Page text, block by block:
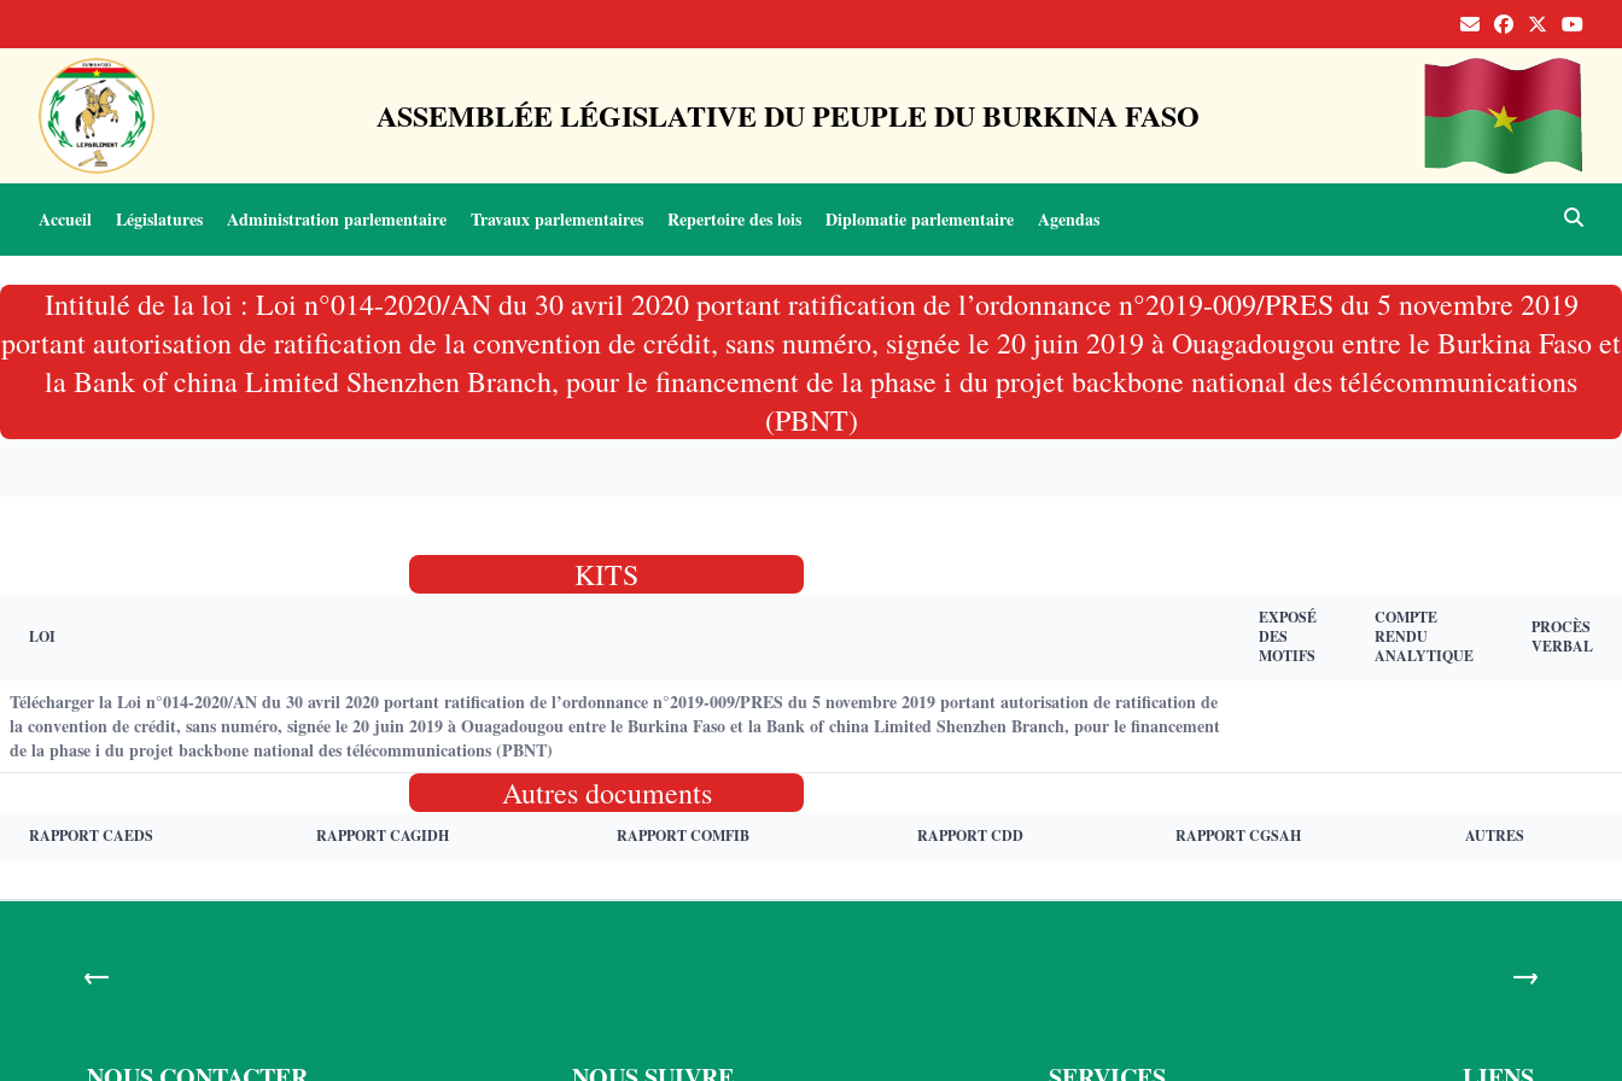
ASSEMBLÉE LÉGISLATIVE DU PEUPLE DU BURKINA FASO
Accueil Législatures Administration parlementaire Travaux parlementaires Repertoire des lois Diplomatie parlementaire Agendas
Intitulé de la loi : Loi n°014-2020/AN du 30 avril 2020 portant ratification de l’ordonnance n°2019-009/PRES du 5 novembre 2019
portant autorisation de ratification de la convention de crédit, sans numéro, signée le 20 juin 2019 à Ouagadougou entre le Burkina Faso et
la Bank of china Limited Shenzhen Branch, pour le financement de la phase i du projet backbone national des télécommunications
(PBNT)
KITS
LOI
EXPOSÉ
DES
MOTIFS
COMPTE
RENDU
ANALYTIQUE
PROCÈS
VERBAL
Télécharger la Loi n°014-2020/AN du 30 avril 2020 portant ratification de l’ordonnance n°2019-009/PRES du 5 novembre 2019 portant autorisation de ratification de
la convention de crédit, sans numéro, signée le 20 juin 2019 à Ouagadougou entre le Burkina Faso et la Bank of china Limited Shenzhen Branch, pour le financement
de la phase i du projet backbone national des télécommunications (PBNT)
Autres documents
RAPPORT CAEDS RAPPORT CAGIDH RAPPORT COMFIB RAPPORT CDD RAPPORT CGSAH AUTRES
← →